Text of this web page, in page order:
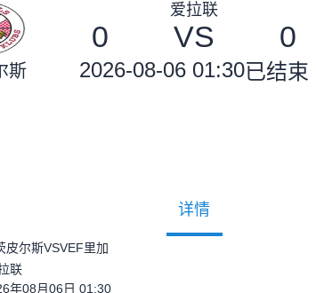
斯
爱拉联
0 VS 0
2026-08-06 01:30已结束
详情
皮尔斯VSVEF里加
联
年08月06日 01:30